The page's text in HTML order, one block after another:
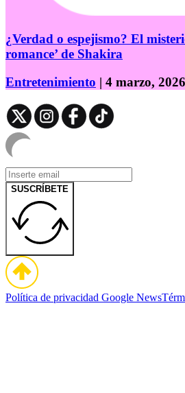
¿Verdad o espejismo? El
romance’ de Shakira
Entretenimiento | 4 marzo, 2026
SUSCRÍBETE
Política de privacidad Google News